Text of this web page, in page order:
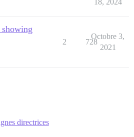
2 728
Octobre 3,
2021
directrices